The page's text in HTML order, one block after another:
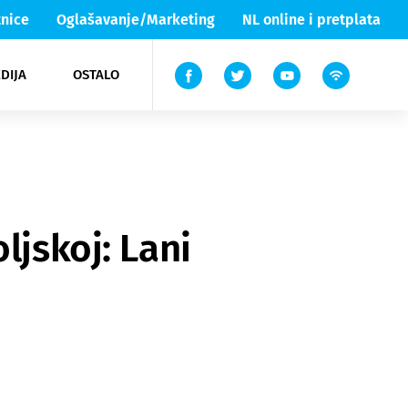
Oglašavanje/Marketing NL online i pretplata
OSTALO
Lika & Senj
TV
Lani